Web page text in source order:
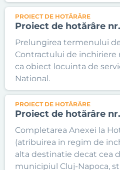
PROIECT DE HOTĂRÂRE
Proiect de hotărâre
Prelungirea termenului
Contractului de inchiriere
ca obiect locuinta de
National.
PROIECT DE HOTĂRÂRE
Proiect de hotărâre
Completarea Anexei la
(atribuirea in regim de
alta destinatie decat cea
municipiul Cluj-Napoca,